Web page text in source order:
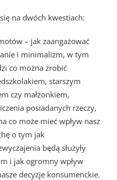
na dwóch kwestiach:
– jak zaangażować
i minimalizm, w tym
co można zrobić
starszym
czy małżonkiem,
posiadanych rzeczy,
co może mieć wpływ nasz
o tym jak
będą służyły
i jak ogromny wpływ
decyzje konsumenckie.